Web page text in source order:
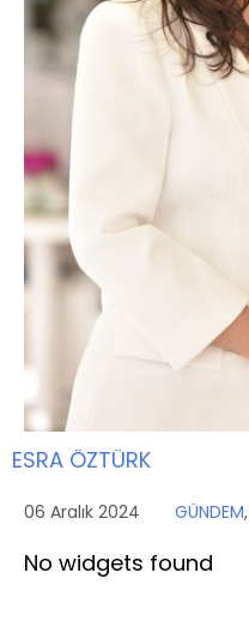
ESRA ÖZTÜRK
06 Aralık 2024 GÜNDEM,
No widgets found